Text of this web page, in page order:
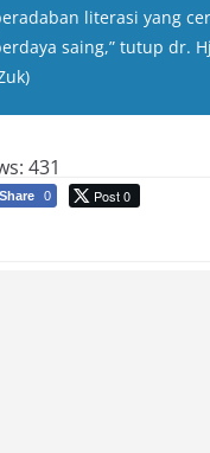
literasi yang
saing,” tutup dr.
431
Share 0 Post 0